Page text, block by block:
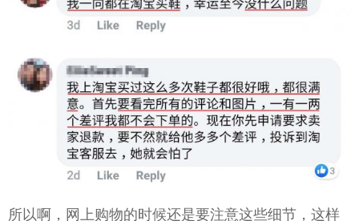
所以啊，网上购物的时候还是要注意这些细节，这样